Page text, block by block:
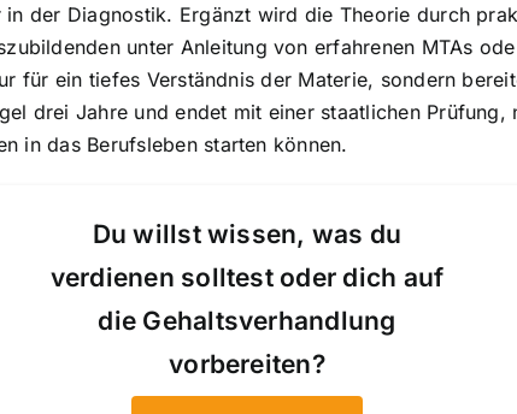
der Diagnostik. Ergänzt wird die Theorie durch
unter Anleitung von erfahrenen MTAs
für ein tiefes Verständnis der Materie, sondern
drei Jahre und endet mit einer staatlichen Prüfung,
in das Berufsleben starten können.
Du willst wissen, was du
verdienen solltest oder dich auf
die Gehaltsverhandlung
vorbereiten?